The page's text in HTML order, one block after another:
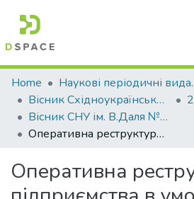
Communities & Collections
All of DSpace
Statistics
Home
Наукові
Вісник Східноукраїнського національного університету імені В. Даля
Вісник СНУ ім. В.Даля № 1 (281) 2024
Оперативна реструктуризація підприємства в умовах невизначеності
Оперативна